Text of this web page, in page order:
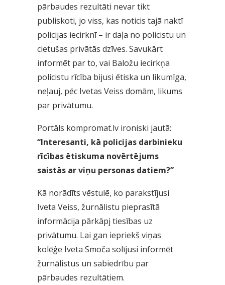
pārbaudes rezultāti nevar tikt
publiskoti, jo viss, kas noticis tajā naktī
policijas iecirknī – ir daļa no policistu un
cietušas privātās dzīves. Savukārt
informēt par to, vai Baložu iecirkņa
policistu rīcība bijusi ētiska un likumīga,
neļauj, pēc Ivetas Veiss domām, likums
par privātumu.
Portāls kompromat.lv ironiski jautā:
“Interesanti, kā policijas darbinieku
rīcības ētiskuma novērtējums
saistās ar viņu personas datiem?”
Kā norādīts vēstulē, ko parakstījusi
Iveta Veiss, žurnālistu pieprasītā
informācija pārkāpj tiesības uz
privātumu. Lai gan iepriekš viņas
kolēģe Iveta Smoča solījusi informēt
žurnālistus un sabiedrību par
pārbaudes rezultātiem.